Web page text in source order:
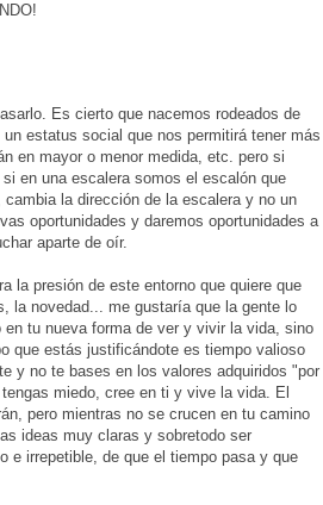
Es cierto que nacemos rodeados de
estatus social que nos permitirá tener más
en mayor o menor medida, etc. pero si
en una escalera somos el escalón que
la dirección de la escalera y no un
oportunidades y daremos oportunidades a
aparte de oír.
la presión de este entorno que quiere que
la novedad... me gustaría que la gente lo
tu nueva forma de ver y vivir la vida, sino
que estás justificándote es tiempo valioso
y no te bases en los valores adquiridos "por
miedo, cree en ti y vive la vida. El
pero mientras no se crucen en tu camino
ideas muy claras y sobretodo ser
e irrepetible, de que el tiempo pasa y que